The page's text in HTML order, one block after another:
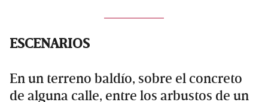
ESCENARIOS
En un terreno baldío, sobre el concreto
de alguna calle, entre los arbustos de un